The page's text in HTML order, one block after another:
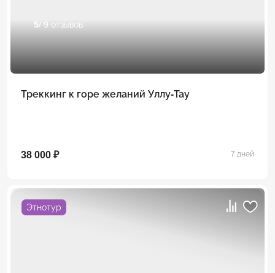
5/ 9 отзывов
Треккинг к горе желаний Уллу-Тау
38 000 ₽ 7 дней
Этнотур